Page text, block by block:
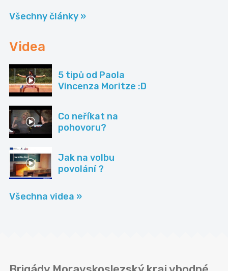
Všechny články »
Videa
5 tipů od Paola
Vincenza Moritze :D
Co neříkat na
pohovoru?
Jak na volbu
povolání ?
Všechna videa »